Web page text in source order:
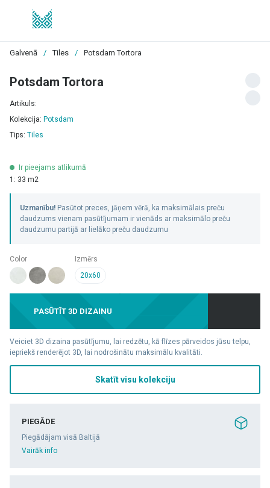
Galvenā / Tiles / Potsdam Tortora
Potsdam Tortora
Artikuls:
Kolekcija: Potsdam
Tips: Tiles
Ir pieejams atlikumā
1: 33 m2
Uzmanību! Pasūtot preces, jāņem vērā, ka maksimālais preču
daudzums vienam pasūtījumam ir vienāds ar maksimālo preču
daudzumu partijā ar lielāko preču daudzumu
Color
Izmērs
20x60
PASŪTĪT 3D DIZAINU
Veiciet 3D dizaina pasūtījumu, lai redzētu, kā flīzes pārveidos jūsu telpu,
iepriekš renderējot 3D, lai nodrošinātu maksimālu kvalitāti.
Skatīt visu kolekciju
PIEGĀDE
Piegādājam visā Baltijā
Vairāk info